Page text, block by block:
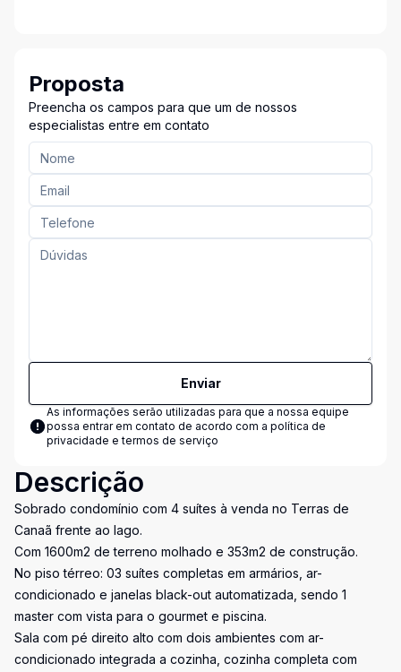
Proposta
Preencha os campos para que um de nossos
especialistas entre em contato
Enviar
As informações serão utilizadas para que a nossa equipe
possa entrar em contato de acordo com a política de
privacidade e termos de serviço
Descrição
Sobrado condomínio com 4 suítes à venda no Terras de
Canaã frente ao lago.
Com 1600m2 de terreno molhado e 353m2 de construção.
No piso térreo: 03 suítes completas em armários, ar-
condicionado e janelas black-out automatizada, sendo 1
master com vista para o gourmet e piscina.
Sala com pé direito alto com dois ambientes com ar-
condicionado integrada a cozinha, cozinha completa com